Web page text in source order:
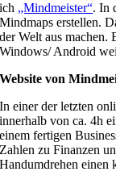
ich „Mindmeister“. In
Mindmaps erstellen.
der Welt aus machen.
Windows/ Android
Website von
In einer der letzten
innerhalb von ca. 4h
einem fertigen
Zahlen zu Finanzen
Handumdrehen einen